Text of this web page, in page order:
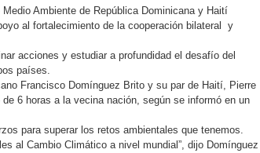
Ambiente de República Dominicana y Haití
al fortalecimiento de la cooperación bilateral y
acciones y estudiar a profundidad el desafío del
países.
Francisco Domínguez Brito y su par de Haití, Pierre
6 horas a la vecina nación, según se informó en un
para superar los retos ambientales que tenemos.
al Cambio Climático a nivel mundial”, dijo Domínguez